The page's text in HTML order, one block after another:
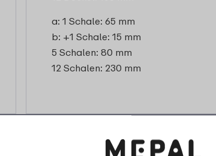
a: 1 Schale: 65 mm
b: +1 Schale: 15 mm
5 Schalen: 80 mm
12 Schalen: 230 mm